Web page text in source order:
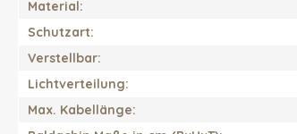
Material:
Schutzart:
Verstellbar:
Lichtverteilung:
Max. Kabellänge: